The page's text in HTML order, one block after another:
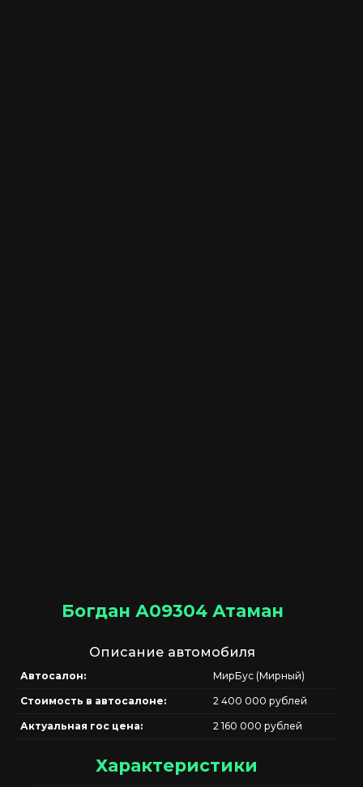
Богдан А09304 Атаман
Описание автомобиля
Автосалон: МирБус (Мирный)
Стоимость в автосалоне: 2 400 000 рублей
Актуальная гос цена: 2 160 000 рублей
Характеристики